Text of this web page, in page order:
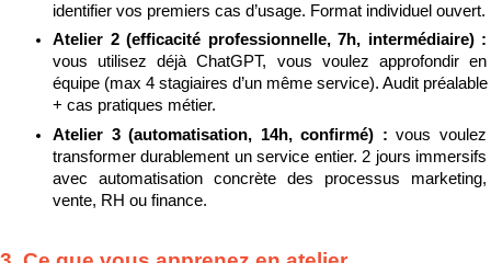
identifier vos premiers cas d’usage. Format individuel ouvert.
vous utilisez déjà ChatGPT, vous voulez approfondir en
équipe (max 4 stagiaires d’un même service). Audit préalable
+ cas pratiques métier.
Atelier 3 (automatisation, 14h, confirmé) : vous voulez
transformer durablement un service entier. 2 jours immersifs
avec automatisation concrète des processus marketing,
vente, RH ou finance.